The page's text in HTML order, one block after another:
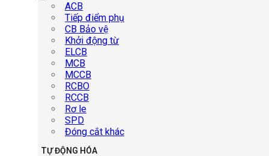
ACB
Tiếp điểm phụ
CB Bảo vệ
Khởi động từ
ELCB
MCB
MCCB
RCBO
RCCB
Rơ le
SPD
Đóng cắt khác
TỰ ĐỘNG HÓA